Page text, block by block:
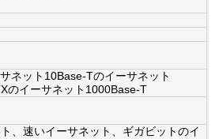
ネット10Base-Tのイーサネット
のイーサネット1000Base-T
、速いイーサネット、ギガビットのイ